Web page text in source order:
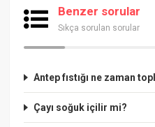
Benzer sorular
Sıkça sorulan sorular
Antep fıstığı ne zaman
Çayı soğuk içilir mi?